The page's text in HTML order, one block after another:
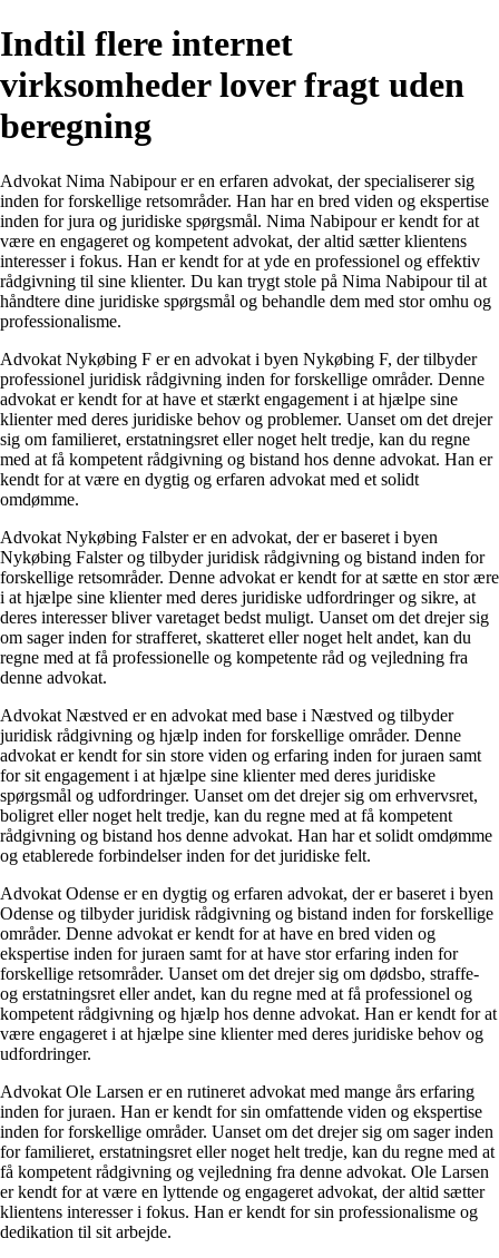
Indtil flere internet
virksomheder lover fragt uden
beregning
Advokat Nima Nabipour er en erfaren advokat, der specialiserer sig
inden for forskellige retsområder. Han har en bred viden og ekspertise
inden for jura og juridiske spørgsmål. Nima Nabipour er kendt for at
være en engageret og kompetent advokat, der altid sætter klientens
interesser i fokus. Han er kendt for at yde en professionel og effektiv
rådgivning til sine klienter. Du kan trygt stole på Nima Nabipour til at
håndtere dine juridiske spørgsmål og behandle dem med stor omhu og
professionalisme.
Advokat Nykøbing F er en advokat i byen Nykøbing F, der tilbyder
professionel juridisk rådgivning inden for forskellige områder. Denne
advokat er kendt for at have et stærkt engagement i at hjælpe sine
klienter med deres juridiske behov og problemer. Uanset om det drejer
sig om familieret, erstatningsret eller noget helt tredje, kan du regne
med at få kompetent rådgivning og bistand hos denne advokat. Han er
kendt for at være en dygtig og erfaren advokat med et solidt
omdømme.
Advokat Nykøbing Falster er en advokat, der er baseret i byen
Nykøbing Falster og tilbyder juridisk rådgivning og bistand inden for
forskellige retsområder. Denne advokat er kendt for at sætte en stor ære
i at hjælpe sine klienter med deres juridiske udfordringer og sikre, at
deres interesser bliver varetaget bedst muligt. Uanset om det drejer sig
om sager inden for strafferet, skatteret eller noget helt andet, kan du
regne med at få professionelle og kompetente råd og vejledning fra
denne advokat.
Advokat Næstved er en advokat med base i Næstved og tilbyder
juridisk rådgivning og hjælp inden for forskellige områder. Denne
advokat er kendt for sin store viden og erfaring inden for juraen samt
for sit engagement i at hjælpe sine klienter med deres juridiske
spørgsmål og udfordringer. Uanset om det drejer sig om erhvervsret,
boligret eller noget helt tredje, kan du regne med at få kompetent
rådgivning og bistand hos denne advokat. Han har et solidt omdømme
og etablerede forbindelser inden for det juridiske felt.
Advokat Odense er en dygtig og erfaren advokat, der er baseret i byen
Odense og tilbyder juridisk rådgivning og bistand inden for forskellige
områder. Denne advokat er kendt for at have en bred viden og
ekspertise inden for juraen samt for at have stor erfaring inden for
forskellige retsområder. Uanset om det drejer sig om dødsbo, straffe-
og erstatningsret eller andet, kan du regne med at få professionel og
kompetent rådgivning og hjælp hos denne advokat. Han er kendt for at
være engageret i at hjælpe sine klienter med deres juridiske behov og
udfordringer.
Advokat Ole Larsen er en rutineret advokat med mange års erfaring
inden for juraen. Han er kendt for sin omfattende viden og ekspertise
inden for forskellige områder. Uanset om det drejer sig om sager inden
for familieret, erstatningsret eller noget helt tredje, kan du regne med at
få kompetent rådgivning og vejledning fra denne advokat. Ole Larsen
er kendt for at være en lyttende og engageret advokat, der altid sætter
klientens interesser i fokus. Han er kendt for sin professionalisme og
dedikation til sit arbejde.